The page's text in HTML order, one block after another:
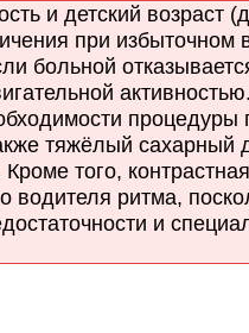
и детский возраст
при избыточном
больной
процедуры
тяжёлый сахарный
того,
ритма,
и